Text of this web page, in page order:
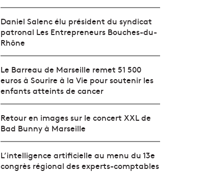
Daniel Salenc élu président du syndicat
patronal Les Entrepreneurs Bouches-du-
Rhône
Le Barreau de Marseille remet 51 500
euros à Sourire à la Vie pour soutenir les
enfants atteints de cancer
Retour en images sur le concert XXL de
Bad Bunny à Marseille
L’intelligence artificielle au menu du 13e
congrès régional des experts-comptables